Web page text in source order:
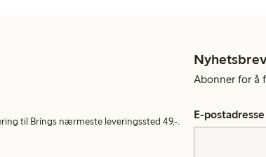
til Brings nærmeste leveringssted 49,-.
Abonner for å
E-postadresse